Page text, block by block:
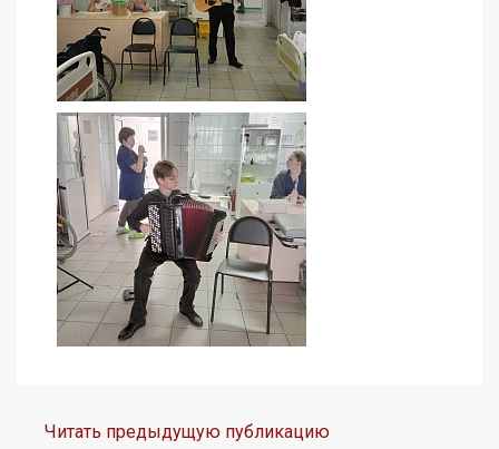
Читать предыдущую публикацию